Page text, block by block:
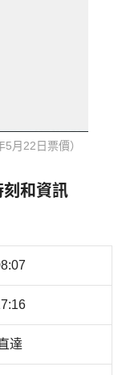
月22日票價）
和資訊
達